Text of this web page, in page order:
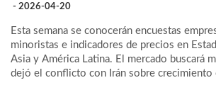
- 2026-04-20
Esta semana se conocerán encuestas
minoristas e indicadores de precios en
Asia y América Latina. El mercado buscará
dejó el conflicto con Irán sobre crecimiento